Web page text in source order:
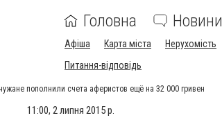
Головна Новини
Афіша Карта міста Нерухомість
Питання-відповідь
пополнили счета аферистов ещё на 32 000 гривен
11:00, 2 липня 2015 р.